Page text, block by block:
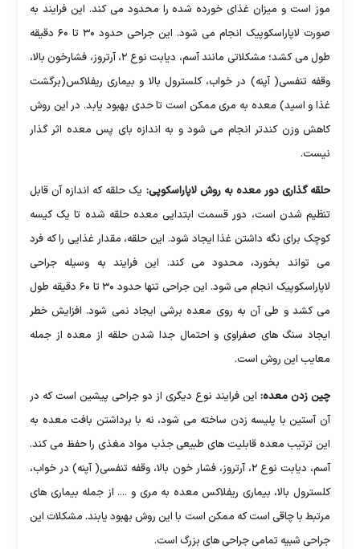
موز است و میزان غذای خورده شده را محدود می کند. این فرایند به
صورت لاپاراسکوپیک انجام می شود. این جراحی حدود ۳۰ تا ۶۰ دقیقه
طول می کشد؛ مشکلاتی مانند آسم، دیابت نوع ۲، آرتروز، فشارخون بالا،
وقفه تنفسی( آپنه) در خواب، کلسترول بالا و بیماری ریفلاکس(برگشت
غذا و اسید) معده به مری ممکن است تا حدی بهبود یابد. در این روش
کاهش وزن کندتر انجام می شود و به اندازه بای پس معده اثر گذار
نیست.
حلقه گذاری دور معده به روش لاپاراسکوپی: یک حلقه که اندازه آن قابل
تنظیم شدن است، دور قسمت ابتدایی معده حلقه شده تا یک کیسه
کوچک برای نگه داشتن غذا ایجاد شود. این حلقه، مقدار غذایی را که فرد
می تواند بخورد، محدود می کند. این فرایند به وسیله جراحی
لاپاراسکوپیک انجام می شود. این جراحی تنها حدود ۳۰ تا ۶۰ دقیقه طول
می کشد و طی آن به روی معده برشی ایجاد نمی شود. افزایش خطر
ایجاد سنگ های صفراوی و احتمال جدا شدن حلقه از معده از جمله
معایب این روش است.
چین زدن معده: این فرایند نوع دیگری از دو جراحی پیشین است که در
آن آستین با پلیسه زدن ساخته می شود، نه با برداشتن بافت معده به
این ترتیب معده قابلیت های طبیعی جذب مواد مغذی را حفظ می کند.
آسم، دیابت نوع ۲، آرتروز، فشار خون بالا، وقفه تنفسی( آپنه) در خواب،
کلسترول بالا، بیماری ریفلاکس معده به مری و .... از جمله بیماری های
مرتبط با چاقی است که ممکن است با این روش بهبود یابند. مشکلات این
جراحی شبیه تمامی جراحی های بزرگ است.